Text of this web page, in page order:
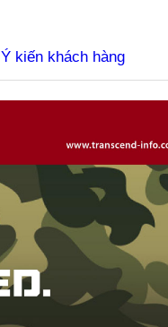
Ý kiến khách hàng